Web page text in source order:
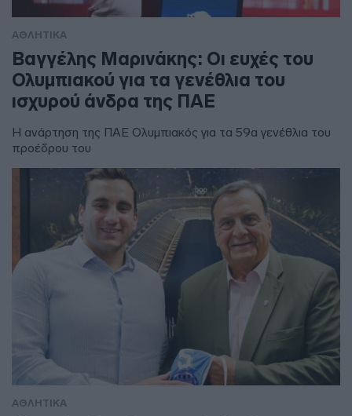
ΑΘΛΗΤΙΚΑ
Βαγγέλης Μαρινάκης: Οι ευχές του
Ολυμπιακού για τα γενέθλια του
ισχυρού άνδρα της ΠΑΕ
Η ανάρτηση της ΠΑΕ Ολυμπιακός για τα 59α γενέθλια του
προέδρου του
ΑΘΛΗΤΙΚΑ